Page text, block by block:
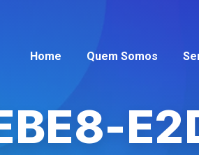
Home Quem Somos